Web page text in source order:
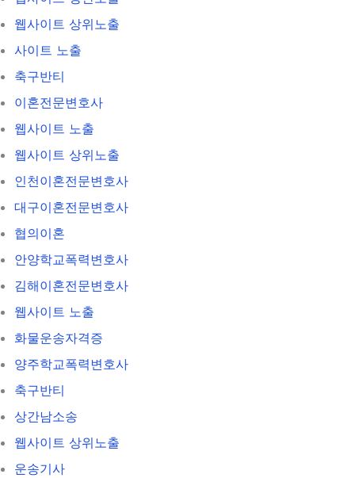
웹사이트 상위노출
사이트 노출
축구반티
이혼전문변호사
웹사이트 노출
웹사이트 상위노출
인천이혼전문변호사
대구이혼전문변호사
협의이혼
안양학교폭력변호사
김해이혼전문변호사
웹사이트 노출
화물운송자격증
양주학교폭력변호사
축구반티
상간남소송
웹사이트 상위노출
운송기사